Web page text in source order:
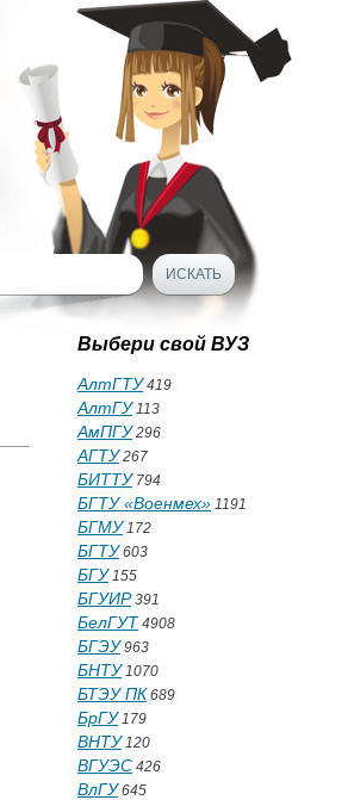
Выбери свой ВУЗ
АлтГТУ419
АлтГУ113
АмПГУ296
АГТУ267
БИТТУ794
БГТУ «Военмех» 1191
БГМУ172
БГТУ603
БГУ155
БГУИР391
БелГУТ 4908
БГЭУ963
БНТУ1070
БТЭУ ПК 689
БрГУ179
ВНТУ120
ВГУЭС 426
ВлГУ645